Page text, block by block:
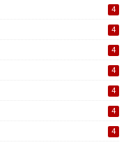
4
4
4
4
4
4
4